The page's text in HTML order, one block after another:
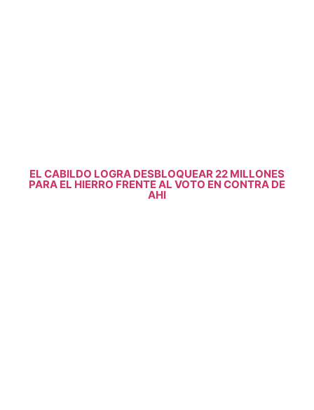
EL CABILDO LOGRA DESBLOQUEAR 22 MILLONES
PARA EL HIERRO FRENTE AL VOTO EN CONTRA DE
AHI